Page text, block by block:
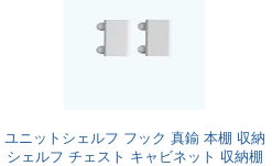
ユニットシェルフ フック 真鍮 本棚 収納
シェルフ チェスト キャビネット 収納棚